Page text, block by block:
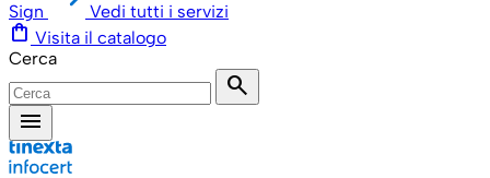
Sign Vedi tutti i servizi
shopping_bag Visita il catalogo
Cerca
search
menu